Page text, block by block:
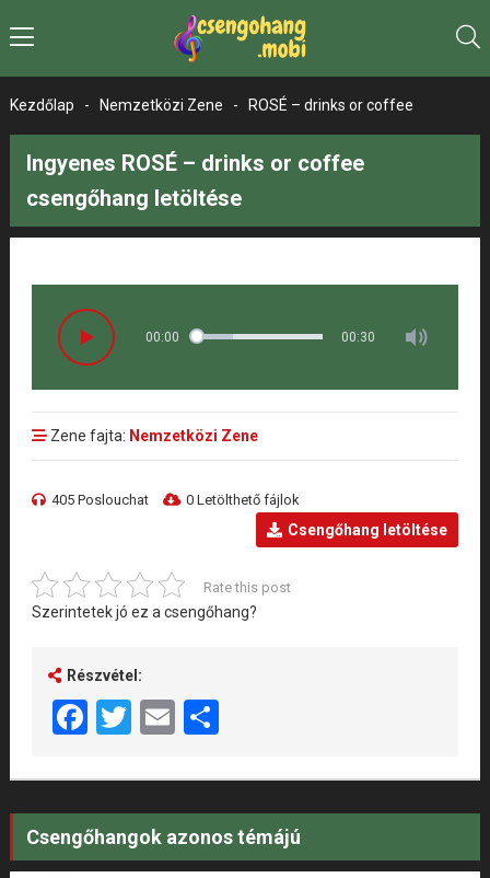
Kezdőlap - Nemzetközi Zene - ROSÉ – drinks or coffee
Ingyenes ROSÉ – drinks or coffee
csengőhang letöltése
00:00 00:30
Zene fajta: Nemzetközi Zene
405 Poslouchat 0 Letölthető fájlok
Csengőhang letöltése
Rate this post
Szerintetek jó ez a csengőhang?
Részvétel:
Facebook
Twitter
EmailShare
Csengőhangok azonos témájú